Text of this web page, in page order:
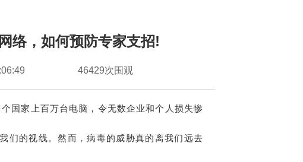
络，如何预防专家支招!
46429次围观
国家上百万台电脑，令无数企业和个人损失惨
们的视线。然而，病毒的威胁真的离我们远去